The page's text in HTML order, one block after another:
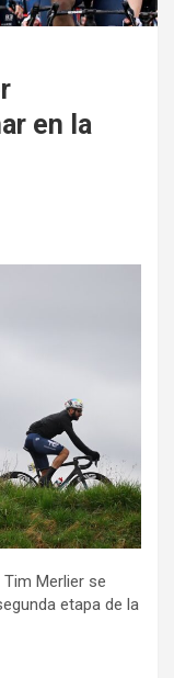
en la
Merlier se
etapa de la